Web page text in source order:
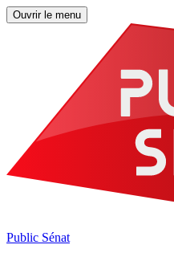
Ouvrir le menu
Public Sénat